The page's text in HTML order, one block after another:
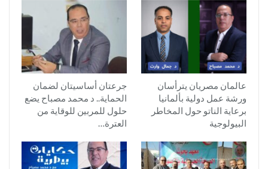
عالمان مصريان يترأسان
ورشة عمل دولية بألمانيا
برعاية الناتو حول المخاطر
البيولوجية
جرعتان أساسيتان لضمان
الحماية.. د محمد مصباح يضع
حلول للمربين للوقاية من
العترة…